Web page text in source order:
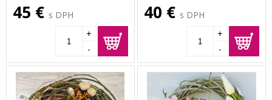
45 € s DPH
+
-
40 € s DPH
+
-